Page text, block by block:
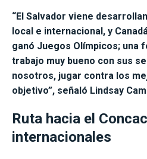
“El Salvador viene
local e internacional, y
ganó Juegos Olímpicos; una
trabajo muy bueno con sus
nosotros, jugar contra los
objetivo”, señaló Lindsay
Ruta hacia el
internacionales